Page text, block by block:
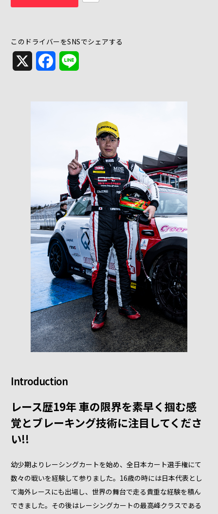
このドライバーをSNSでシェアする
Facebook
Introduction
レース歴19年 車の限界を素早く掴む感
覚とブレーキング技術に注目してくださ
い!!
幼少期よりレーシングカートを始め、全日本カート選手権にて
数々の戦いを経験して参りました。16歳の時には日本代表とし
て海外レースにも出場し、世界の舞台で走る貴重な経験を積ん
できました。その後はレーシングカートの最高峰クラスである